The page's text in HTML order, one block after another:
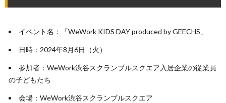
イベント名：「WeWork KIDS DAY produced by GEECHS」
日時：2024年8月6日（火）
参加者：WeWork渋谷スクランブルスクエア入居企業の従業員
の子どもたち
会場：WeWork渋谷スクランブルスクエア